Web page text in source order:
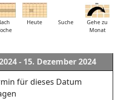
Heute Suche
Gehe zu
Monat
- 15. Dezember 2024
für dieses Datum